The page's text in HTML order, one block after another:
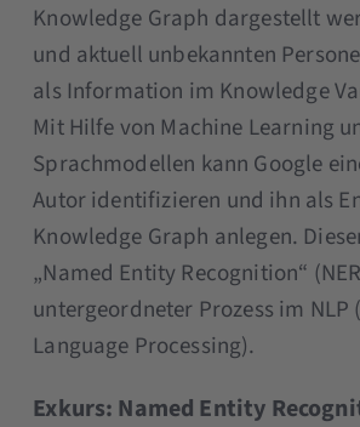
Knowledge Graph dargestellt
und aktuell unbekannten
als Information im Knowledge
Mit Hilfe von Machine Learning
Sprachmodellen kann Google
Autor identifizieren und ihn als
Knowledge Graph anlegen.
„Named Entity Recognition“
untergeordneter Prozess im NLP
Language Processing).
Exkurs: Named Entity